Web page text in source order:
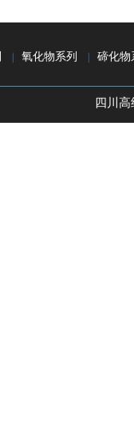
氧化物系列 碲化物
四川